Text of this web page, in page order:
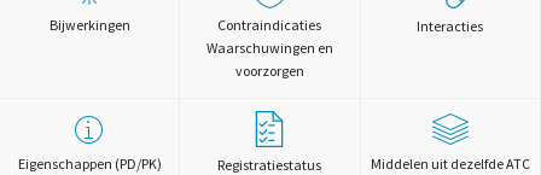
Bijwerkingen
Contraindicaties
Waarschuwingen en
voorzorgen
Interacties
Eigenschappen (PD/PK) Registratiestatus
Middelen uit dezelfde ATC